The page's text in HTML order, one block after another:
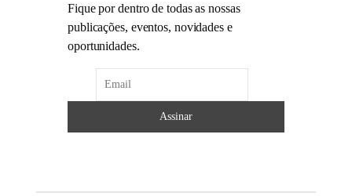
Fique por dentro de todas as nossas
publicações, eventos, novidades e
oportunidades.